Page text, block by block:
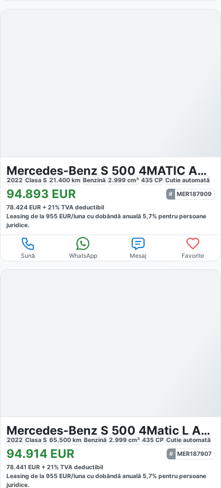
Mercedes-Benz S 500 4MATIC AMG
2022 Clasa S 21.400 km Benzină 2.999 cm³ 435 CP Cutie automată
94.893 EUR
MER187909
78.424 EUR + 21% TVA deductibil
Leasing de la 955 EUR/luna cu dobăndă anuală 5,7% pentru persoane
juridice.
Sună WhatsApp Mesaj Favorite
Mercedes-Benz S 500 4Matic L AMG Line
2022 Clasa S 65.500 km Benzină 2.999 cm³ 435 CP Cutie automată
94.914 EUR
MER187907
78.441 EUR + 21% TVA deductibil
Leasing de la 955 EUR/luna cu dobăndă anuală 5,7% pentru persoane
juridice.